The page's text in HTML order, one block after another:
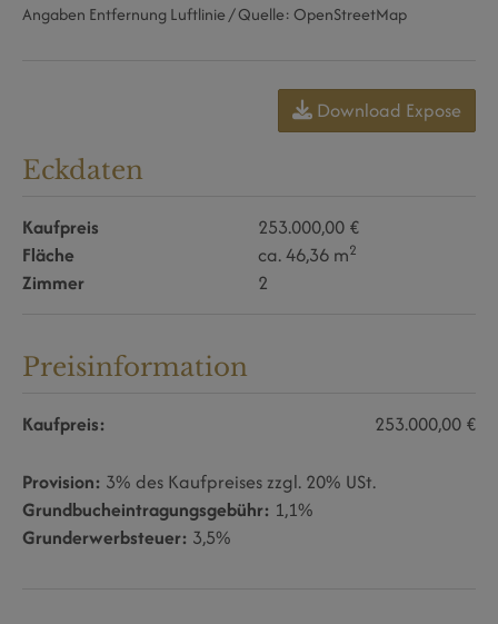
Angaben Entfernung Luftlinie / Quelle: OpenStreetMap
Download Expose
Eckdaten
Kaufpreis
253.000,00 €
Fläche
ca. 46,36 m2
Zimmer 2
Preisinformation
Kaufpreis: 253.000,00 €
Provision: 3% des Kaufpreises zzgl. 20% USt.
Grundbucheintragungsgebühr: 1,1%
Grunderwerbsteuer: 3,5%